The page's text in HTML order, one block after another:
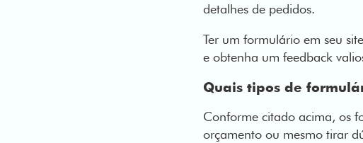
detalhes de pedidos.
Ter um formulário em seu
e obtenha um feedback
Quais tipos de
Conforme citado acima, os
orçamento ou mesmo tirar